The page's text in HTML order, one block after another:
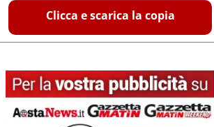
Clicca e scarica la copia